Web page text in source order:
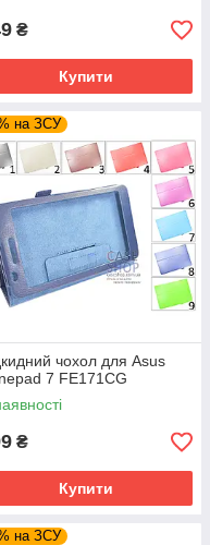
₴
Купити
на ЗСУ
чохол для Asus
7 FE171CG
₴
Купити
на ЗСУ